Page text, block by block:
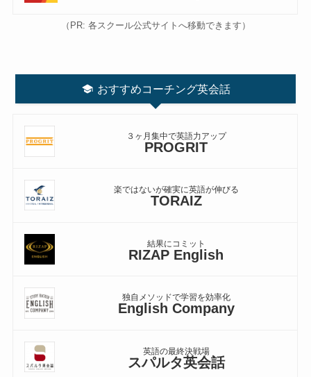
（PR: 各スクール公式サイトへ移動できます）
おすすめコーチング英会話
３ヶ月集中で英語力アップ
PROGRIT
楽ではないが確実に英語が伸びる
TORAIZ
結果にコミット
RIZAP English
独自メソッドで学習を効率化
English Company
英語の最終決戦場
スパルタ英会話